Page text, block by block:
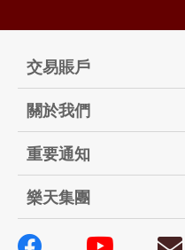
交易賬戶
關於我們
重要通知
樂天集團